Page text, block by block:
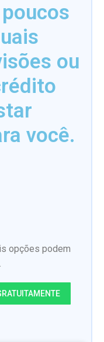
ou
você.
opções podem